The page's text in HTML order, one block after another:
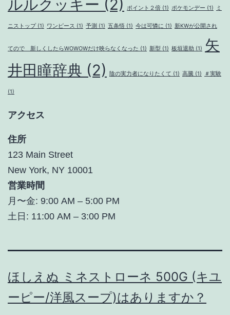
ルルクッキー (2) ポイント２倍 (1) ポケモンデー (1) ミ
ニストップ (1) ワンピース (1) 予測 (1) 五条悟 (1) 今は可憐に (1) 新KWが公開され
てので 新しくしたらWOWOWだけ映らなくなった (1) 新型 (1) 板垣退助 (1)
矢
井田瞳辞典 (2) 陰の実力者になりたくて (1) 高騰 (1) ＃実験
(1)
アクセス
住所
123 Main Street
New York, NY 10001
営業時間
月〜金: 9:00 AM – 5:00 PM
土日: 11:00 AM – 3:00 PM
ほしえぬ ミネストローネ 500G (キユ
ーピー/洋風スープ)はありますか？